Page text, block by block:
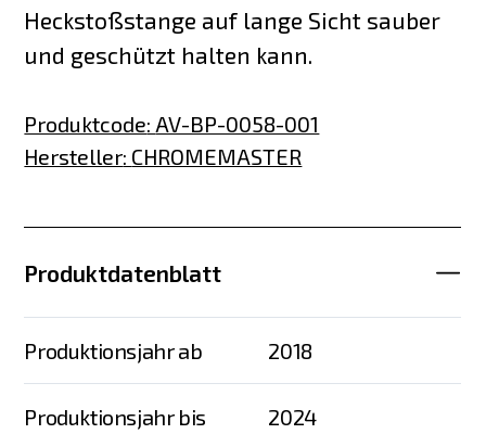
Heckstoßstange auf lange Sicht sauber
und geschützt halten kann.
Produktcode: AV-BP-0058-001
Hersteller: CHROMEMASTER
Produktdatenblatt
Produktionsjahr ab 2018
Produktionsjahr bis 2024